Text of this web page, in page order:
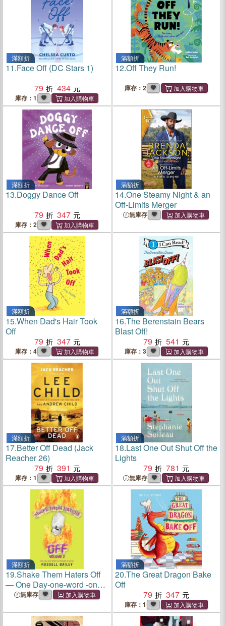
滿額折
11.Face Off (DC Stars 1)
79
434
庫存：1
滿額折
12.Off They Run!
庫存：2
滿額折
13.Doggy Dance Off
79
347
庫存：2
滿額折
14.One Steamy Night & an
Off-Limits Merger
無庫存
滿額折
15.When Dad's Hair Took
Off
79
347
庫存：4
滿額折
16.The Berenstain Bears
Blast Off!
79
541
庫存：3
滿額折
17.Better Off Dead (Jack
Reacher 26)
79
391
庫存：1
滿額折
18.Last One Out Shut Off the
Lights
79
781
無庫存
滿額折
19.Shake Them Haters Off
― One Day-one-word -one
Thought at a Time
無庫存
滿額折
20.The Great Dragon Bake
Off
79
347
庫存：1